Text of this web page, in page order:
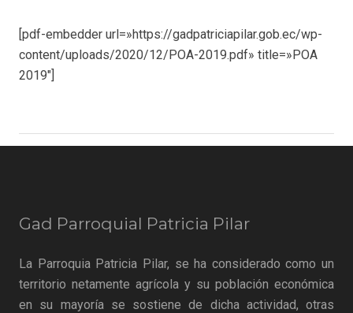
[pdf-embedder url=»https://gadpatriciapilar.gob.ec/wp-
content/uploads/2020/12/POA-2019.pdf» title=»POA
2019″]
Gad Parroquial Patricia Pilar
La Parroquia Patricia Pilar, se ha considerado como un
territorio netamente agrícola y su población económica
en su mayoría se sostiene de dicha actividad, otras